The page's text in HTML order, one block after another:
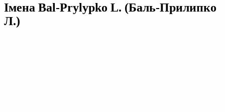
Імена Bal-Prylypko L. (Баль-Прилипко
Л.)